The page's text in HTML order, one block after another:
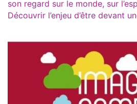
son regard sur le monde, sur
Découvrir l’enjeu d’être devant